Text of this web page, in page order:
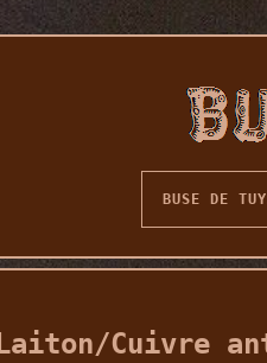
BUSE DE
Laiton/Cuivre